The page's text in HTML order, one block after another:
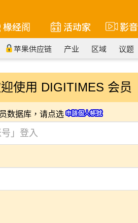
椽经阁 活动家 影音
苹果供应链 产业 区域 议题
使用 DIGITIMES 会员
数据库，请点选